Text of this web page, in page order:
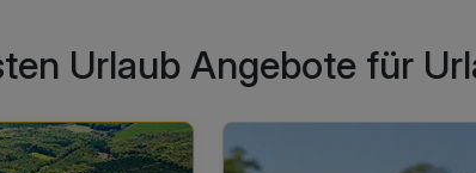
Urlaub Angebote für